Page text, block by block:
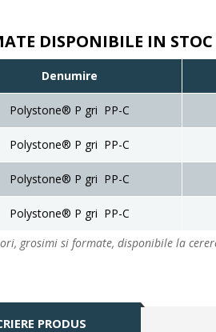
DISPONIBILE IN STOC
Denumire
Polystone® P gri PP-C
Polystone® P gri PP-C
Polystone® P gri PP-C
Polystone® P gri PP-C
grosimi si formate, disponibile la
PRODUS